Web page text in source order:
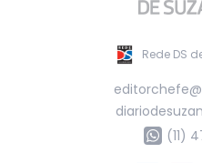
Rede DS
(11)